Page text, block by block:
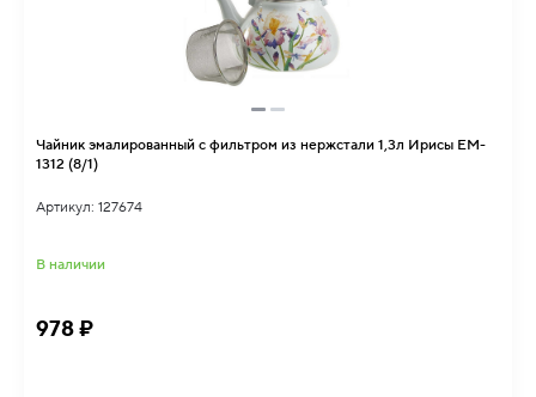
Чайник эмалированный с фильтром из нержстали 1,3л Ирисы EM-
1312 (8/1)
Артикул: 127674
В наличии
978 ₽